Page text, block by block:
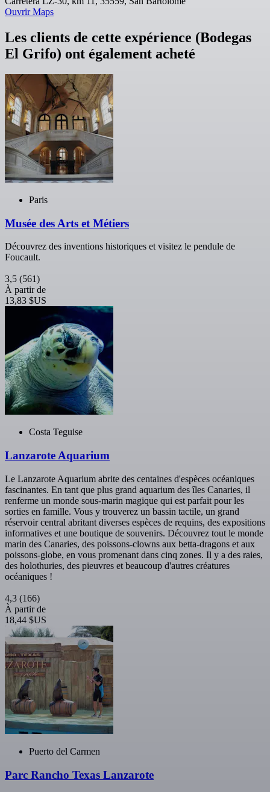
Ouvrir Maps
Les clients de cette expérience (Bodegas
El Grifo) ont également acheté
Paris
Musée des Arts et Métiers
Découvrez des inventions historiques et visitez le pendule de
Foucault.
3,5 (561)
À partir de
13,83 $US
Costa Teguise
Lanzarote Aquarium
Le Lanzarote Aquarium abrite des centaines d'espèces océaniques
fascinantes. En tant que plus grand aquarium des îles Canaries, il
renferme un monde sous-marin magique qui est parfait pour les
sorties en famille. Vous y trouverez un bassin tactile, un grand
réservoir central abritant diverses espèces de requins, des expositions
informatives et une boutique de souvenirs. Découvrez tout le monde
marin des Canaries, des poissons-clowns aux betta-dragons et aux
poissons-globe, en vous promenant dans cinq zones. Il y a des raies,
des holothuries, des pieuvres et beaucoup d'autres créatures
océaniques !
4,3 (166)
À partir de
18,44 $US
Puerto del Carmen
Parc Rancho Texas Lanzarote